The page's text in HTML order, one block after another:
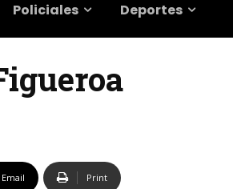
Policiales Deportes
Email Print